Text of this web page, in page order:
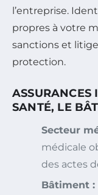
l’entreprise.
propres à votre
sanctions et
protection.
ASSURANCES
SANTÉ, LE
Secteur
médicale
des actes
Bâtiment :